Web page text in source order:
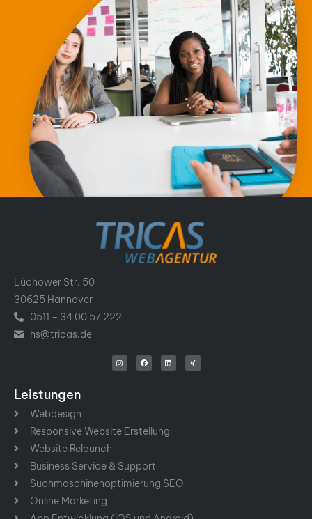
Lüchower Str. 50
30625 Hannover
0511 – 34 00 57 222
hs@tricas.de
Leistungen
Webdesign
Responsive Website Erstellung
Website Relaunch
Business Service & Support
Suchmaschinenoptimierung SEO
Online Marketing